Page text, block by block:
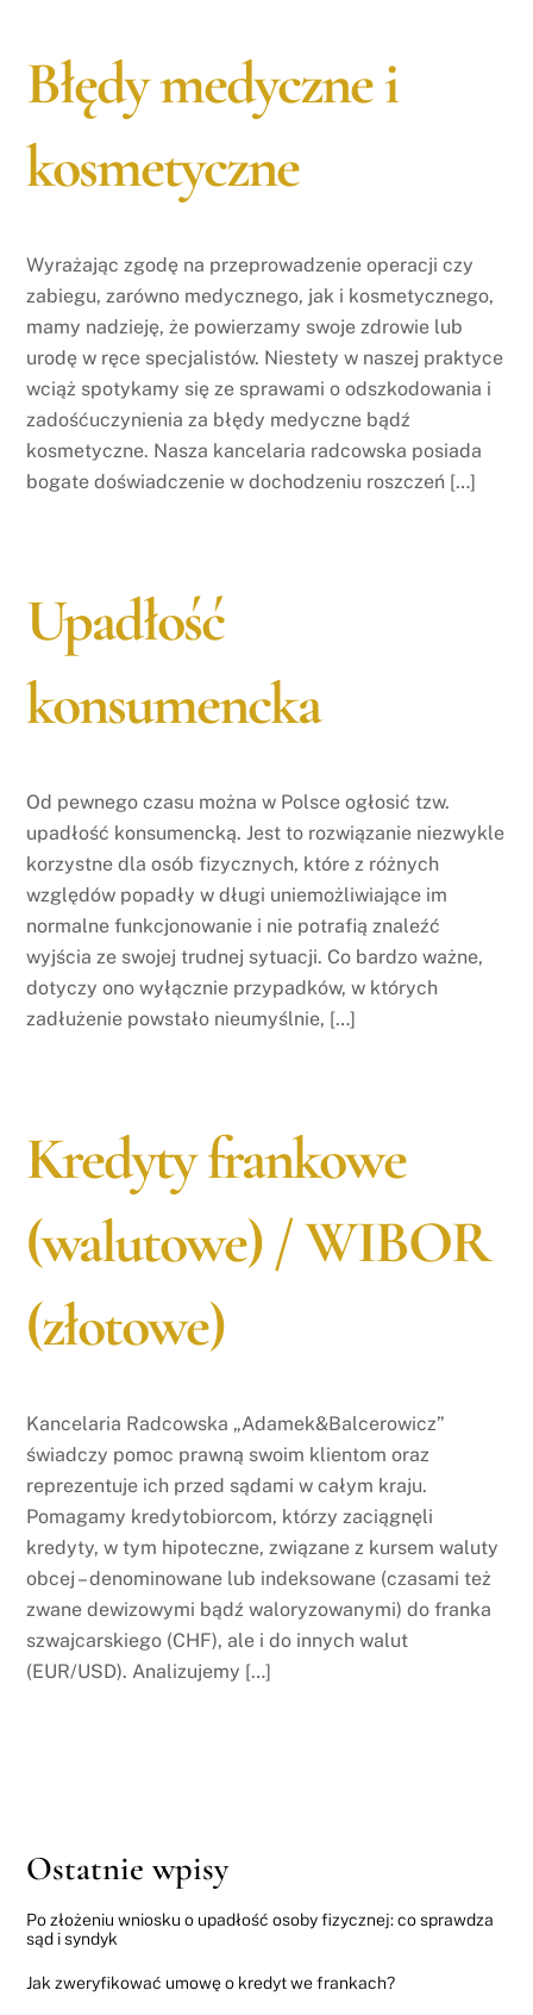
Błędy medyczne i
kosmetyczne
Wyrażając zgodę na przeprowadzenie operacji czy
zabiegu, zarówno medycznego, jak i kosmetycznego,
mamy nadzieję, że powierzamy swoje zdrowie lub
urodę w ręce specjalistów. Niestety w naszej praktyce
wciąż spotykamy się ze sprawami o odszkodowania i
zadośćuczynienia za błędy medyczne bądź
kosmetyczne. Nasza kancelaria radcowska posiada
bogate doświadczenie w dochodzeniu roszczeń […]
Upadłość
konsumencka
Od pewnego czasu można w Polsce ogłosić tzw.
upadłość konsumencką. Jest to rozwiązanie niezwykle
korzystne dla osób fizycznych, które z różnych
względów popadły w długi uniemożliwiające im
normalne funkcjonowanie i nie potrafią znaleźć
wyjścia ze swojej trudnej sytuacji. Co bardzo ważne,
dotyczy ono wyłącznie przypadków, w których
zadłużenie powstało nieumyślnie, […]
Kredyty frankowe
(walutowe) / WIBOR
(złotowe)
Kancelaria Radcowska „Adamek&Balcerowicz”
świadczy pomoc prawną swoim klientom oraz
reprezentuje ich przed sądami w całym kraju.
Pomagamy kredytobiorcom, którzy zaciągnęli
kredyty, w tym hipoteczne, związane z kursem waluty
obcej – denominowane lub indeksowane (czasami też
zwane dewizowymi bądź waloryzowanymi) do franka
szwajcarskiego (CHF), ale i do innych walut
(EUR/USD). Analizujemy […]
Ostatnie wpisy
Po złożeniu wniosku o upadłość osoby fizycznej: co sprawdza
sąd i syndyk
Jak zweryfikować umowę o kredyt we frankach?